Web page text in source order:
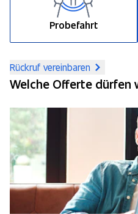
Probefahrt
Rückruf vereinbaren
Welche Offerte dürfen